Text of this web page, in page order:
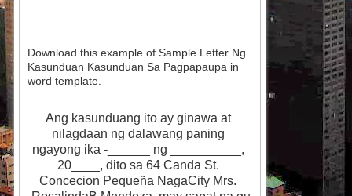
Download this example of Sample Letter Ng
Kasunduan Kasunduan Sa Pagpapaupa in
word template.
Ang kasunduang ito ay ginawa at
nilagdaan ng dalawang paning
ngayong ika -______ ng __________,
20____, dito sa 64 Canda St.
Concecion Pequeña NagaCity Mrs.